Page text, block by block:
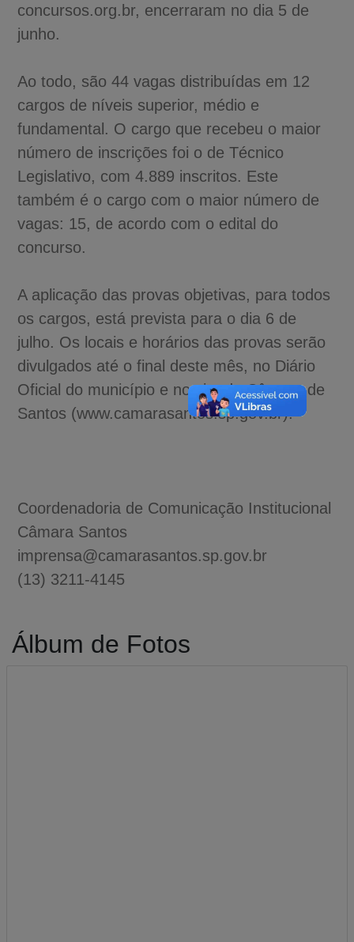
concursos.org.br, encerraram no dia 5 de
junho.
Ao todo, são 44 vagas distribuídas em 12
cargos de níveis superior, médio e
fundamental. O cargo que recebeu o maior
número de inscrições foi o de Técnico
Legislativo, com 4.889 inscritos. Este
também é o cargo com o maior número de
vagas: 15, de acordo com o edital do
concurso.
A aplicação das provas objetivas, para todos
os cargos, está prevista para o dia 6 de
julho. Os locais e horários das provas serão
divulgados até o final deste mês, no Diário
Oficial do município e no site da Câmara de
Santos (www.camarasantos.sp.gov.br).
Coordenadoria de Comunicação Institucional
Câmara Santos
imprensa@camarasantos.sp.gov.br
(13) 3211-4145
Álbum de Fotos